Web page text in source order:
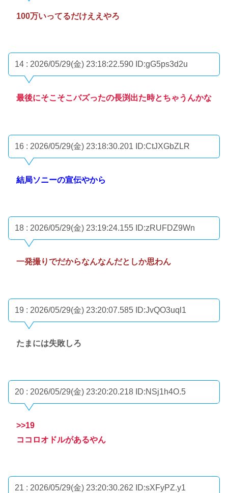
100万いってるだけええやろ
14 : 2026/05/29(金) 23:18:22.590 ID:gG5ps3d2u
最後にそこそこバズったの長渕出た時とちゃうんかな
16 : 2026/05/29(金) 23:18:30.201 ID:CtJXGbZLR
結局ソニーの宣伝やから
18 : 2026/05/29(金) 23:19:24.155 ID:zRUFDZ9Wn
一発撮りでだからなんなんだとしか思わん
19 : 2026/05/29(金) 23:20:07.585 ID:JvQO3uql1
たまには失敗しろ
20 : 2026/05/29(金) 23:20:20.218 ID:NSj1h4O.5
>>19
ココロオドルがあるやん
21 : 2026/05/29(金) 23:20:30.262 ID:sXFyPZ.y1